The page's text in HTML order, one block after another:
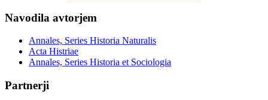
Navodila avtorjem
Annales, Series Historia Naturalis
Acta Histriae
Annales, Series Historia et Sociologia
Partnerji